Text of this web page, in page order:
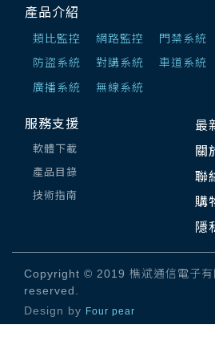
產品介紹
類比監控 網路監控 門禁系統
防盜系統
對講系統 車道系統
廣播系統
無線系統
服務支援
軟體下載
產品目錄
技術指南
最
關
聯
購
隱
Copyright © 2019 樵斌通信電子有
reserved.
Design by Four pear